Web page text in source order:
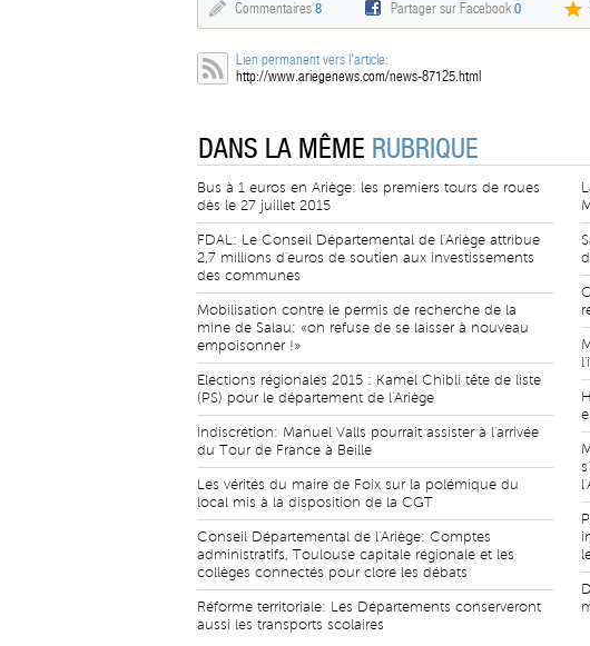
Commentaires 8 Partager sur Facebook0
Lien permanent vers l'article:
http://www.ariegenews.com/news-87125.html
DANS LA MÊME RUBRIQUE
Bus à 1 euros en Ariège: les premiers tours de roues
dès le 27 juillet 2015
FDAL: Le Conseil Départemental de l'Ariège attribue
2,7 millions d'euros de soutien aux investissements
des communes
Mobilisation contre le permis de recherche de la
mine de Salau: «on refuse de se laisser à nouveau
empoisonner !»
Elections régionales 2015 : Kamel Chibli tête de liste
(PS) pour le département de l'Ariège
Indiscrétion: Manuel Valls pourrait assister à l'arrivée
du Tour de France à Beille
Les vérités du maire de Foix sur la polémique du
local mis à la disposition de la CGT
Conseil Départemental de l'Ariège: Comptes
administratifs, Toulouse capitale régionale et les
collèges connectés pour clore les débats
Réforme territoriale: Les Départements conserveront
aussi les transports scolaires